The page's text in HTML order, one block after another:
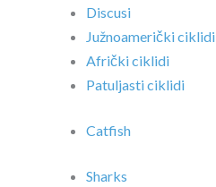
Discusi
Južnoamerički ciklidi
Afrički ciklidi
Patuljasti ciklidi
Catfish
Sharks